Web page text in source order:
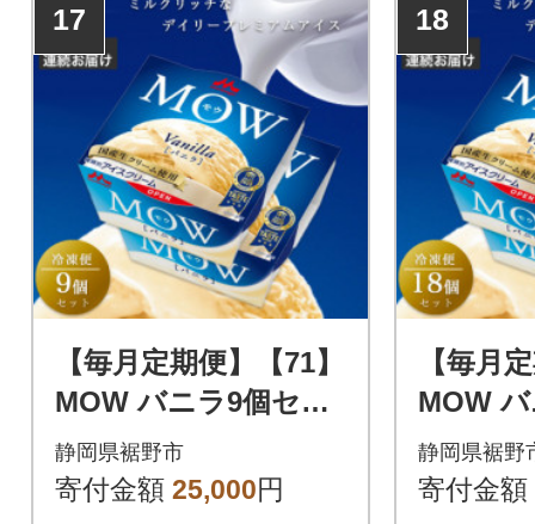
17
【毎月定期便】【71】
MOW バニラ9個セッ
ト全2回
静岡県裾野市
寄付金額 25,000円
18
【毎月
MOW
ト全2回
静岡県裾野
寄付金額